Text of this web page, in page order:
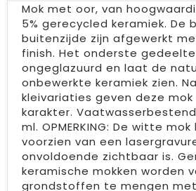
Mok met oor, van
5% gerecycled keramiek. De
buitenzijde zijn afgewerkt
finish. Het onderste
ongeglazuurd en laat de
onbewerkte keramiek zien.
kleivariaties geven deze mok
karakter.
ml. OPMERKING: De witte
voorzien van een
onvoldoende zichtbaar is.
keramische mokken worden
grondstoffen te mengen